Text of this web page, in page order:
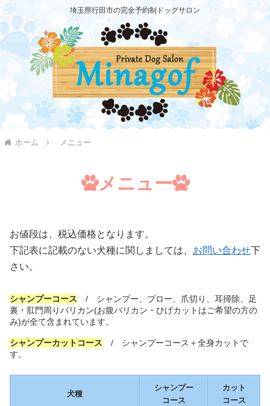
埼玉県行田市の完全予約制ドッグサロン
ホーム メニュー
メニュー
お値段は、税込価格となります。
下記表に記載のない犬種に関しましては、 お問い合わせ下
さい。
シャンプーコース / シャンプー、ブロー、爪切り、耳掃除、足
裏・肛門周りバリカン(お腹バリカン・ひげカットはご希望の方の
み)が全て含まれています。
シャンプーカットコース / シャンプーコース＋全身カットで
す。
犬種
シャンプー
コース
カット
コース